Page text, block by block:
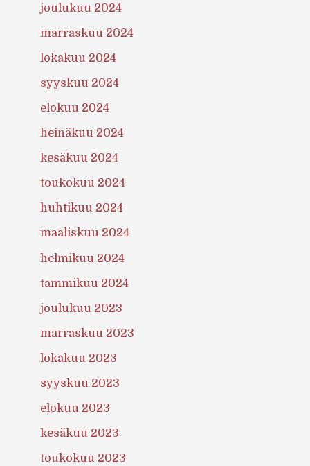
joulukuu 2024
marraskuu 2024
lokakuu 2024
syyskuu 2024
elokuu 2024
heinäkuu 2024
kesäkuu 2024
toukokuu 2024
huhtikuu 2024
maaliskuu 2024
helmikuu 2024
tammikuu 2024
joulukuu 2023
marraskuu 2023
lokakuu 2023
syyskuu 2023
elokuu 2023
kesäkuu 2023
toukokuu 2023